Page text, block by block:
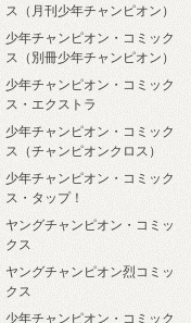
ス（月刊少年チャンピオン）
少年チャンピオン・コミック
ス（別冊少年チャンピオン）
少年チャンピオン・コミック
ス・エクストラ
少年チャンピオン・コミック
ス（チャンピオンクロス）
少年チャンピオン・コミック
ス・タップ！
ヤングチャンピオン・コミッ
クス
ヤングチャンピオン烈コミッ
クス
少年チャンピオン・コミック